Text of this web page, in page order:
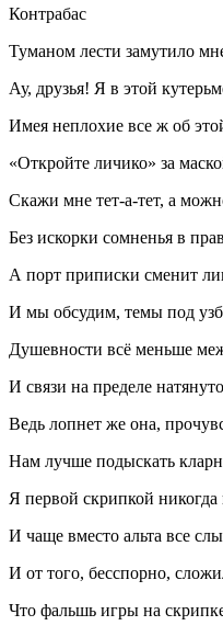
Контрабас
Туманом лести замутило
Ау, друзья! Я в этой
Имея неплохие все ж об
«Откройте личико» за
Скажи мне тет-а-тет, а
Без искорки сомненья в
А порт приписки сменит
И мы обсудим, темы под
Душевности всё меньше
И связи на пределе
Ведь лопнет же она,
Нам лучше подыскать
Я первой скрипкой
И чаще вместо альта все
И от того, бесспорно,
Что фальшь игры на